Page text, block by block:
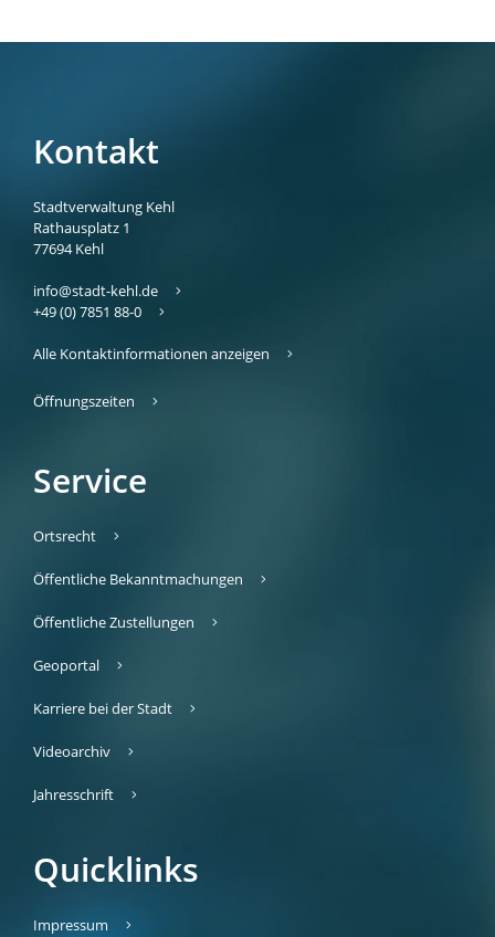
Kontakt
Stadtverwaltung Kehl
Rathausplatz 1
77694 Kehl
info@stadt-kehl.de
+49 (0) 7851 88-0
Alle Kontaktinformationen anzeigen
Öffnungszeiten
Service
Ortsrecht
Öffentliche Bekanntmachungen
Öffentliche Zustellungen
Geoportal
Karriere bei der Stadt
Videoarchiv
Jahresschrift
Quicklinks
Impressum